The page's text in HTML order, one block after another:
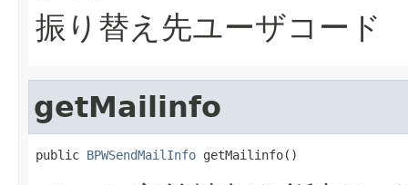
振り替え先ユーザコード
getMailinfo
public BPWSendMailInfo getMailinfo()